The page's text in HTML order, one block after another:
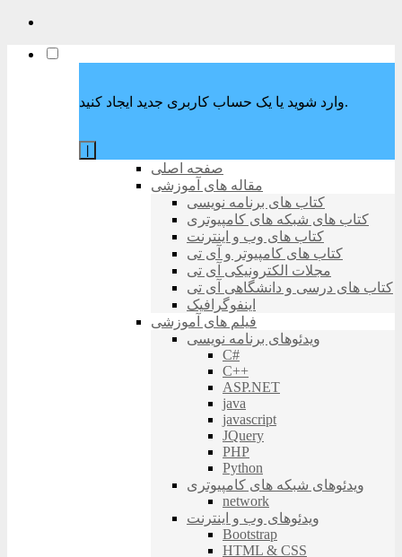
وارد شوید یا یک حساب کاربری جدید ایجاد کنید.
صفحه اصلی
مقاله های آموزشی
کتاب های برنامه نویسی
کتاب های شبکه های کامپیوتری
کتاب های وب و اینترنت
کتاب های کامپیوتر و آی تی
مجلات الکترونیکی آی تی
کتاب های درسی و دانشگاهی آی تی
اینفوگرافیک
فیلم های آموزشی
ویدئوهای برنامه نویسی
C#
C++
ASP.NET
java
javascript
JQuery
PHP
Python
ویدئوهای شبکه های کامپیوتری
network
ویدئوهای وب و اینترنت
Bootstrap
HTML & CSS